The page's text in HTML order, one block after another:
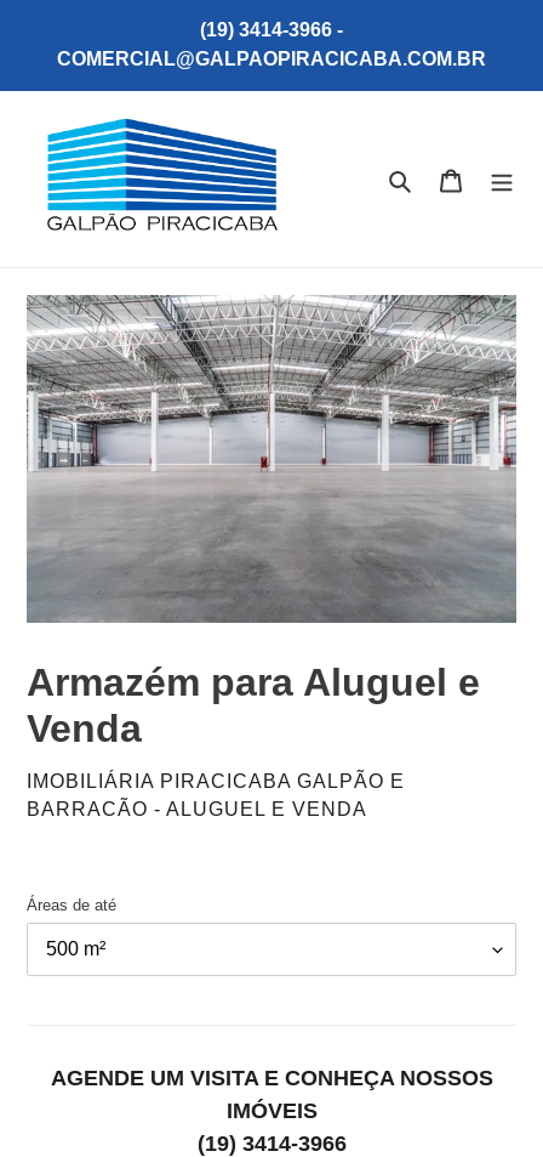
conteúdo
(19) 3414-3966 -
COMERCIAL@GALPAOPIRACICABA.COM.BR
Pesquisar -
Carrinho
Armazém para Aluguel e
Venda
FORNECEDOR
IMOBILIÁRIA PIRACICABA GALPÃO E
BARRACÃO - ALUGUEL E VENDA
aluguel
sob
consulta
Áreas de até
CARRINHO
AGENDE UM VISITA E CONHEÇA NOSSOS
IMÓVEIS
(19) 3414-3966